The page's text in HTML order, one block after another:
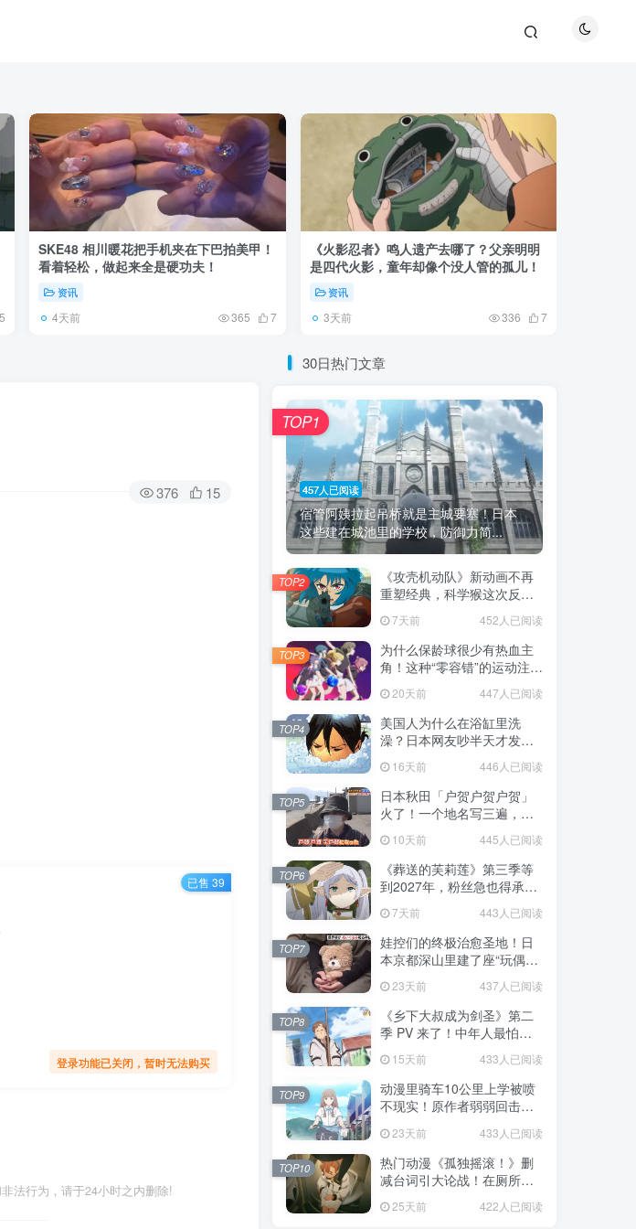
5
SKE48 相川暖花把手机夹在下巴拍美甲！
看着轻松，做起来全是硬功夫！
资讯
4天前 365 7
《火影忍者》鸣人遗产去哪了？父亲明明
是四代火影，童年却像个没人管的孤儿！
资讯
3天前 336 7
376 15
登录功能已关闭，暂时无法购买
已售 39
法行为，请于24小时之内删除!
30日热门文章
457人已阅读
宿管阿姨拉起吊桥就是主城要塞！日本
这些建在城池里的学校，防御力简...
TOP1
《攻壳机动队》新动画不再
重塑经典，科学猴这次反而
7天前 452人已阅读
TOP2
为什么保龄球很少有热血主
角！这种“零容错”的运动注定
们的生活！
20天前 447人已阅读
TOP3
美国人为什么在浴缸里洗
澡？日本网友吵半天才发
藏在浴室地板里！
16天前 446人已阅读
TOP4
日本秋田「户贺户贺户贺」
火了！一个地名写三遍，竟
不是玩梗而是150年旧账！
10天前 445人已阅读
TOP5
《葬送的芙莉莲》第三季等
到2027年，粉丝急也得承认
这次慢得有道理！
7天前 443人已阅读
TOP6
娃控们的终极治愈圣地！日
本京都深山里建了座“玩偶神
社”，不仅能拍照还能给娃祈
福！23天前 437人已阅读
TOP7
《乡下大叔成为剑圣》第二
季 PV 来了！中年人最怕的
不是变老，而是没人愿意再
相信你！
15天前 433人已阅读
TOP8
动漫里骑车10公里上学被喷
不现实！原作者弱弱回击：
常通勤！
23天前 433人已阅读
TOP9
热门动漫《孤独摇滚！》删
减台词引大论战！在厕所吃
现充！
25天前 422人已阅读
TOP10